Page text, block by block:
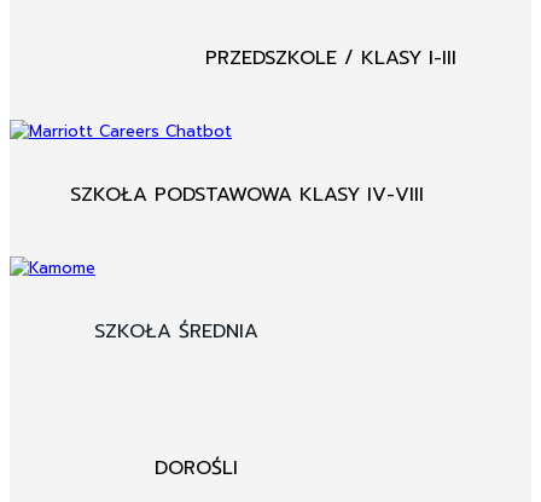
PRZEDSZKOLE / KLASY I-III
SZKOŁA PODSTAWOWA KLASY IV-VIII
SZKOŁA ŚREDNIA
DOROŚLI